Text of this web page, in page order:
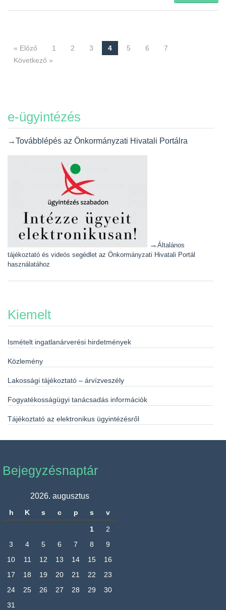
Navigáció
« Előző 1 2 3 4 5 6
7
Következő »
e-ügyintézés
→Továbblépés az Önkormányzati Hivatali Portálra
→ Általános
tájékoztató és videós segédlet az Önkormányzati Hivatali Portál
használatához
Kiemelt
Ismételt ingatlanárverési hirdetmények
Közlemény
Lakossági tájékoztató – árvízveszély
Fogyatékosságügyi tanácsadás információk
Tájékoztató az elektronikus ügyintézésről
Bejegyzésnaptár
2026. augusztus
h K s c p s v
1
2
3
4 5 6 7 8
9
10
11 12 13 14 15
16
17
18 19 20 21 22
23
24
25 26 27 28 29
30
31